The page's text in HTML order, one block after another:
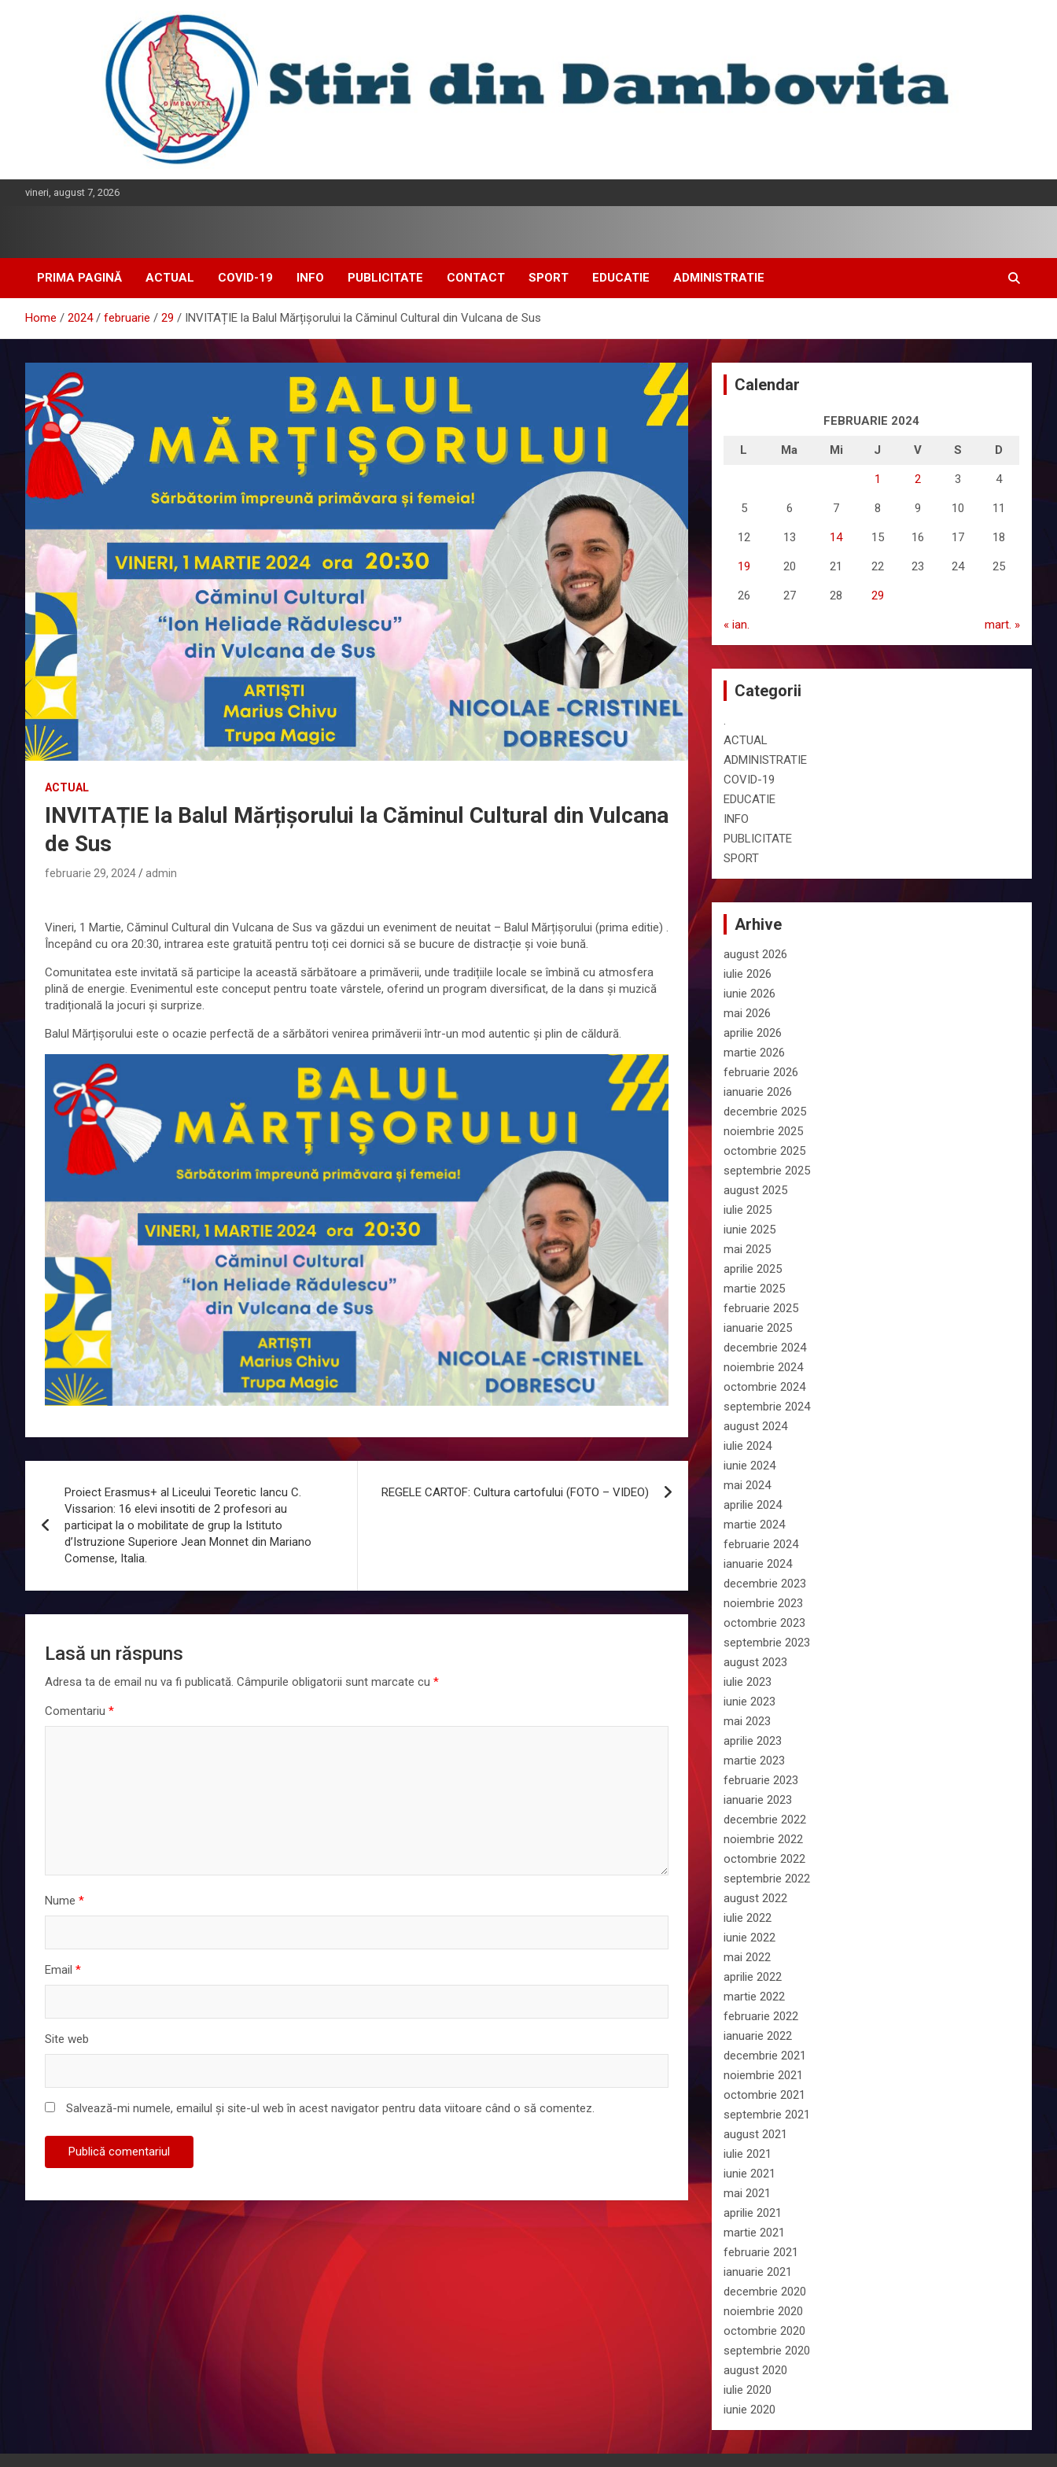
vineri, august 7, 2026
PRIMA PAGINĂ ACTUAL COVID-19 INFO PUBLICITATE CONTACT SPORT EDUCATIE ADMINISTRATIE
Home 2024 februarie 29 INVITAȚIE la Balul Mărțișorului la Căminul Cultural din Vulcana de Sus
ACTUAL
INVITAȚIE la Balul Mărțișorului la Căminul Cultural din Vulcana
de Sus
februarie 29, 2024 admin
Vineri, 1 Martie, Căminul Cultural din Vulcana de Sus va găzdui un eveniment de neuitat – Balul Mărțișorului (prima editie) .
Începând cu ora 20:30, intrarea este gratuită pentru toți cei dornici să se bucure de distracție și voie bună.
Comunitatea este invitată să participe la această sărbătoare a primăverii, unde tradițiile locale se îmbină cu atmosfera
plină de energie. Evenimentul este conceput pentru toate vârstele, oferind un program diversificat, de la dans și muzică
tradițională la jocuri și surprize.
Balul Mărțișorului este o ocazie perfectă de a sărbători venirea primăverii într-un mod autentic și plin de căldură.
articole
Proiect Erasmus+ al Liceului Teoretic Iancu C.
Vissarion: 16 elevi insotiti de 2 profesori au
participat la o mobilitate de grup la Istituto
d’Istruzione Superiore Jean Monnet din Mariano
Comense, Italia.
REGELE CARTOF: Cultura cartofului (FOTO – VIDEO)
Lasă un răspuns
Adresa ta de email nu va fi publicată. Câmpurile obligatorii sunt marcate cu *
Comentariu *
Nume *
Email *
Site web
Salvează-mi numele, emailul și site-ul web în acest navigator pentru data viitoare când o să comentez.
Calendar
FEBRUARIE 2024
L Ma Mi J V S D
1 2 3 4
5 6 7 8 9 10 11
12 13 14 15 16 17 18
19 20 21 22 23 24 25
26 27 28 29
« ian. mart. »
Categorii
.
ACTUAL
ADMINISTRATIE
COVID-19
EDUCATIE
INFO
PUBLICITATE
SPORT
Arhive
august 2026
iulie 2026
iunie 2026
mai 2026
aprilie 2026
martie 2026
februarie 2026
ianuarie 2026
decembrie 2025
noiembrie 2025
octombrie 2025
septembrie 2025
august 2025
iulie 2025
iunie 2025
mai 2025
aprilie 2025
martie 2025
februarie 2025
ianuarie 2025
decembrie 2024
noiembrie 2024
octombrie 2024
septembrie 2024
august 2024
iulie 2024
iunie 2024
mai 2024
aprilie 2024
martie 2024
februarie 2024
ianuarie 2024
decembrie 2023
noiembrie 2023
octombrie 2023
septembrie 2023
august 2023
iulie 2023
iunie 2023
mai 2023
aprilie 2023
martie 2023
februarie 2023
ianuarie 2023
decembrie 2022
noiembrie 2022
octombrie 2022
septembrie 2022
august 2022
iulie 2022
iunie 2022
mai 2022
aprilie 2022
martie 2022
februarie 2022
ianuarie 2022
decembrie 2021
noiembrie 2021
octombrie 2021
septembrie 2021
august 2021
iulie 2021
iunie 2021
mai 2021
aprilie 2021
martie 2021
februarie 2021
ianuarie 2021
decembrie 2020
noiembrie 2020
octombrie 2020
septembrie 2020
august 2020
iulie 2020
iunie 2020